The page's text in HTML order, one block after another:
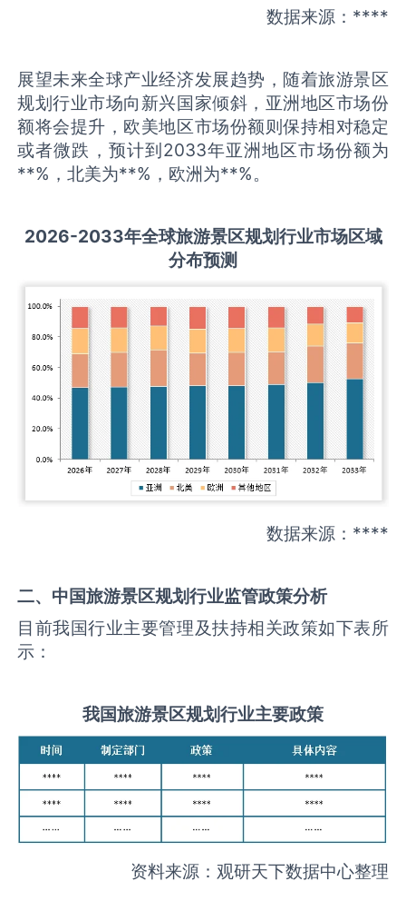
数据来源：****
展望未来全球产业经济发展趋势，随着旅游景区
规划行业市场向新兴国家倾斜，亚洲地区市场份
额将会提升，欧美地区市场份额则保持相对稳定
或者微跌，预计到2033年亚洲地区市场份额为
**%，北美为**%，欧洲为**%。
2026-2033年全球旅游景区规划行业市场区域
分布预测
数据来源：****
二、中国旅游景区规划行业监管政策分析
目前我国行业主要管理及扶持相关政策如下表所
示：
我国旅游景区规划行业主要政策
资料来源：观研天下数据中心整理